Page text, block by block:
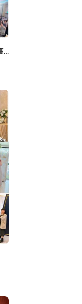
Jerry (天使皇后攝影造型) 台北/高雄